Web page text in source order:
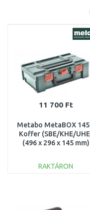
11 700 Ft
Metabo MetaBOX 145
Koffer (SBE/KHE/
(496 x 296 x 145 mm)
RAKTÁRON